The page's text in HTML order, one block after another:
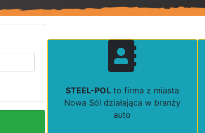
STEEL-POLto firma z miasta
Nowa Sól działająca w branży
auto